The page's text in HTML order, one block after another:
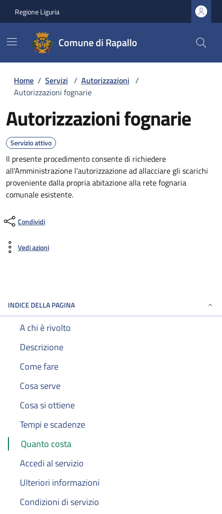
Regione Liguria
Comune di Rapallo
Home / Servizi / Autorizzazioni /
Autorizzazioni fognarie
Autorizzazioni fognarie
Servizio attivo
Il presente procedimento consente di richiedere
all'Amministrazione l'autorizzazione ad allacciare gli scarichi
proveniente dalla propria abitazione alla rete fognaria
comunale esistente.
Condividi
Vedi azioni
INDICE DELLA PAGINA
A chi è rivolto
Descrizione
Come fare
Cosa serve
Cosa si ottiene
Tempi e scadenze
Quanto costa
Accedi al servizio
Ulteriori informazioni
Condizioni di servizio